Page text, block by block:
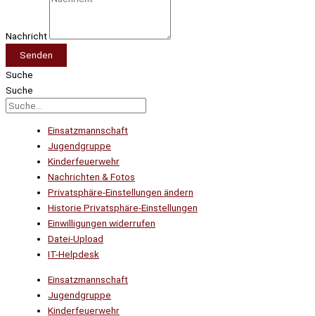
Nachricht
Senden
Suche
Suche
Einsatzmannschaft
Jugendgruppe
Kinderfeuerwehr
Nachrichten & Fotos
Privatsphäre-Einstellungen ändern
Historie Privatsphäre-Einstellungen
Einwilligungen widerrufen
Datei-Upload
IT-Helpdesk
Einsatzmannschaft
Jugendgruppe
Kinderfeuerwehr